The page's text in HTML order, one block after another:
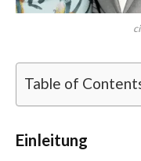
Table of
Einleitung